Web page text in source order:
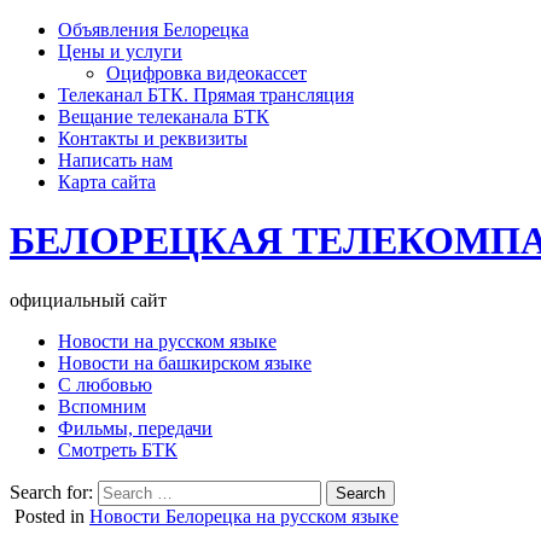
Объявления Белорецка
Цены и услуги
Оцифровка видеокассет
Телеканал БТК. Прямая трансляция
Вещание телеканала БТК
Контакты и реквизиты
Написать нам
Карта сайта
БЕЛОРЕЦКАЯ
официальный сайт
Новости на русском языке
Новости на башкирском языке
С любовью
Вспомним
Фильмы, передачи
Смотреть БТК
Search for:
Posted in Новости Белорецка на русском языке